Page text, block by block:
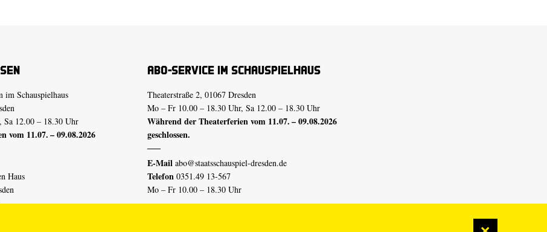
im Schauspielhaus
12.00 – 18.30 Uhr
vom 11.07. – 09.08.2026
Haus
Abo-Service im Schauspielhaus
Theaterstraße 2, 01067 Dresden
Mo – Fr 10.00 – 18.30 Uhr, Sa 12.00 – 18.30 Uhr
Während der Theaterferien vom 11.07. – 09.08.2026
geschlossen.
E-Mail abo@staatsschauspiel-dresden.de
Telefon 0351.49 13-567
Mo – Fr 10.00 – 18.30 Uhr